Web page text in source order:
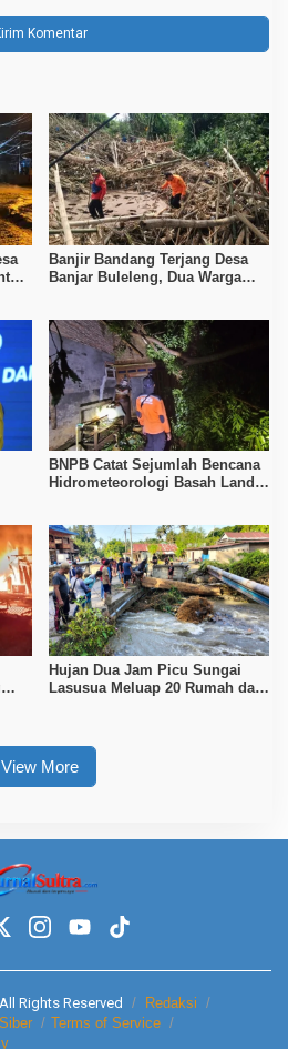
Banjir Bandang Terjang Desa
Banjar Buleleng, Dua Warga
BNPB Catat Sejumlah Bencana
Hidrometeorologi Basah Landa
Hujan Dua Jam Picu Sungai
Lasusua Meluap 20 Rumah dan
View More
Rights Reserved
Redaksi
Terms of Service